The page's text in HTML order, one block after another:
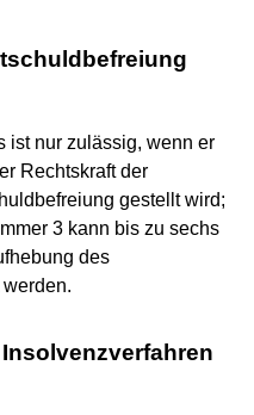
ist nur zulässig, wenn er
Rechtskraft der
gestellt wird;
3 kann bis zu sechs
des